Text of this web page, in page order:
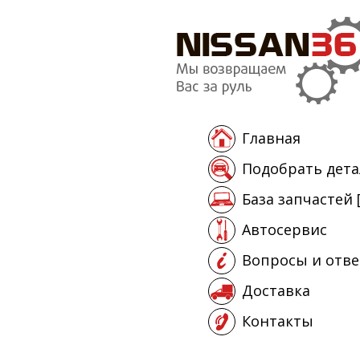
Главная
Подобрать
База запчастей
Автосервис
Вопросы и
Доставка
Контакты